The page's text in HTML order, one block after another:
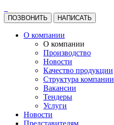
ПОЗВОНИТЬ НАПИСАТЬ
О компании
О компании
Производство
Новости
Качество продукции
Структура компании
Вакансии
Тендеры
Услуги
Новости
Представителям